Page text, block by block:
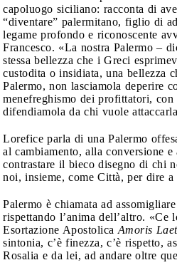
capoluogo siciliano: racconta di
“diventare” palermitano, figlio di
legame profondo e riconoscente
Francesco. «La nostra Palermo –
stessa bellezza che i Greci
custodita o insidiata, una bellezza
Palermo, non lasciamola deperire
menefreghismo dei profittatori,
difendiamola da chi vuole
Lorefice parla di una Palermo
al cambiamento, alla conversione
contrastare il bieco disegno di chi
noi, insieme, come Città, per dire
Palermo è chiamata ad
rispettando l’anima dell’altro.
Esortazione Apostolica Amoris
sintonia, c’è finezza, c’è rispetto,
Rosalia e da lei, ad andare oltre